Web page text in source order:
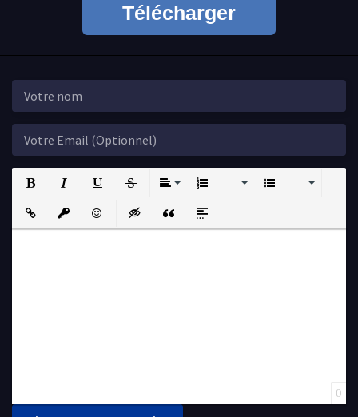
Télécharger
Insert LinkInsert protected link
EmoticonsInsert hidden text
Insert QuoteInsert spoiler
0